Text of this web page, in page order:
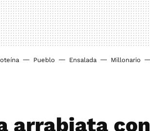
Pueblo Ensalada Millonario
arrabiata con